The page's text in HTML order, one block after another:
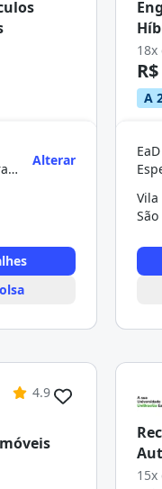
Especialização (pós-graduação)
Alterar
18x
A
São
4.9
15x